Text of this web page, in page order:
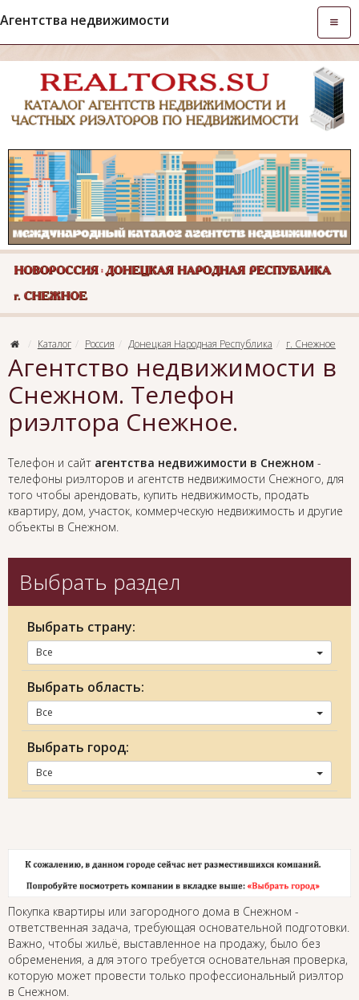
Агентства недвижимости
Каталог Россия Донецкая Народная Республика г. Снежное
Агентство недвижимости в
Снежном. Телефон
риэлтора Снежное.
Телефон и сайт агентства недвижимости в Снежном -
телефоны риэлторов и агентств недвижимости Снежного, для
того чтобы арендовать, купить недвижимость, продать
квартиру, дом, участок, коммерческую недвижимость и другие
объекты в Снежном.
Выбрать раздел
Выбрать страну:
Все
Выбрать область:
Все
Выбрать город:
Все
Покупка квартиры или загородного дома в Снежном -
ответственная задача, требующая основательной подготовки.
Важно, чтобы жильё, выставленное на продажу, было без
обременения, а для этого требуется основательная проверка,
которую может провести только профессиональный риэлтор
в Снежном.